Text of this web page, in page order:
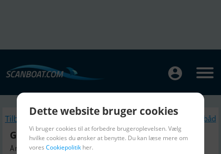
Tilbage Lignende Motorbåd
Gruno 10.50
Årgang 1988, Motorbåd til salg
Dette website bruger cookies
Vi bruger cookies til at forbedre brugeroplevelsen. Vælg
hvilke cookies du ønsker at benytte. Du kan læse mere om
vores Cookiepolitik her.